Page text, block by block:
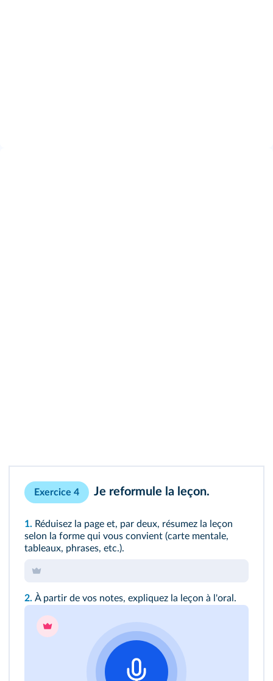
Exercice 4 Je reformule la leçon.
1. Réduisez la page et, par deux, résumez la leçon
selon la forme qui vous convient (carte mentale,
tableaux, phrases, etc.).
2. À partir de vos notes, expliquez la leçon à l'oral.